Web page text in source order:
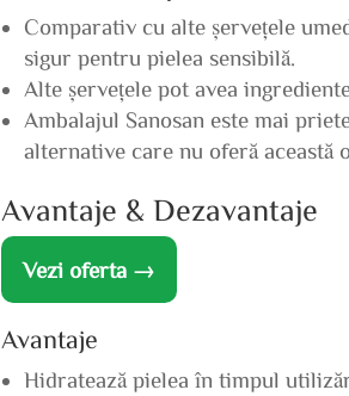
Comparativ cu alte șervețele
sigur pentru pielea sensibilă.
Alte șervețele pot avea
Ambalajul Sanosan este mai
alternative care nu oferă această
Avantaje & Dezavantaje
Vezi oferta →
Avantaje
Hidratează pielea în timpul